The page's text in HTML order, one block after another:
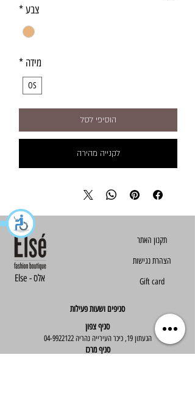
צבע*
מידה *
OS
הוסיפי לסל
לקנייה מהירה
Else - אלס
תקנון האתר​​
הצהרת נגישות
Gift card
סניפים ושעות פעילות
סניף צפון
הגעתון 19, כיכר העירייה נהריה 04-9922122
סניף מרכז